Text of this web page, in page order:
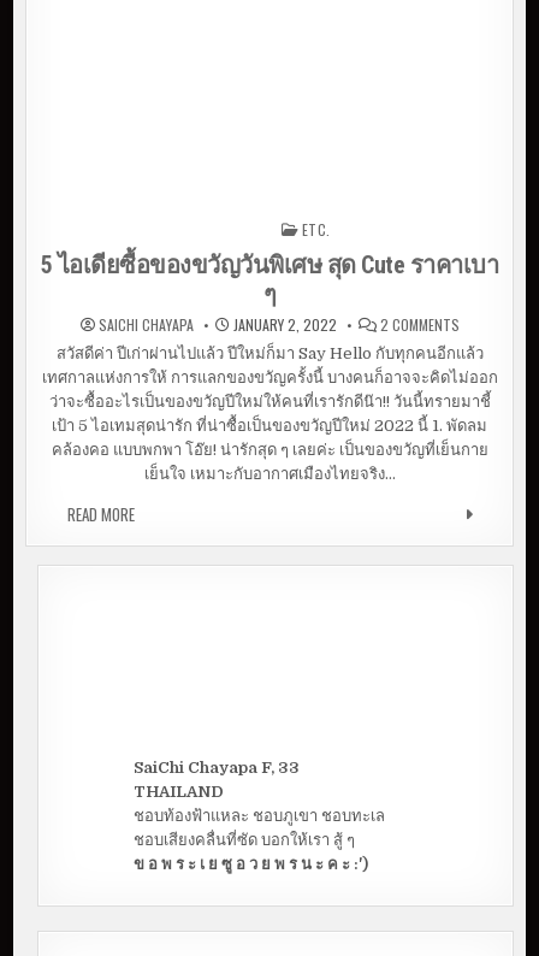
ETC.
5 ไอเดียซื้อของขวัญวันพิเศษ สุด Cute ราคาเบา
ๆ
SAICHI CHAYAPA JANUARY 2, 2022 2 COMMENTSO
N
5
อ
เ
ดี
ย
อ
ข
น
สวัสดีค่า ปีเก่าผ่านไปแล้ว ปีใหม่ก็มา Say Hello กับทุกคนอีกแล้ว
เทศกาลแห่งการให้ การแลกของขวัญครั้งนี้ บางคนก็อาจจะคิดไม่ออก
ว่าจะซื้ออะไรเป็นของขวัญปีใหม่ให้คนที่เรารักดีน๊า!! วันนี้ทรายมาชี้
เป้า 5 ไอเทมสุดน่ารัก ที่น่าซื้อเป็นของขวัญปีใหม่ 2022 นี้ 1. พัดลม
คล้องคอ แบบพกพา โอ๊ย! น่ารักสุด ๆ เลยค่ะ เป็นของขวัญที่เย็นกาย
เย็นใจ เหมาะกับอากาศเมืองไทยจริง…
READ MORE5 ไอเดียซื้อของขวัญวันพิเศษ สุด CUTE ราคาเบา ๆ
SaiChi Chayapa F, 33
THAILAND
ชอบท้องฟ้าแหละ ชอบภูเขา ชอบทะเล
ชอบเสียงคลื่นที่ซัด บอกให้เรา สู้ ๆ
ข อ พ ร ะ เ ย ซู อ ว ย พ ร น ะ ค ะ :')